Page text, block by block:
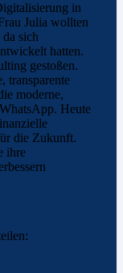
in
Julia wollten
sich
hatten.
gestoßen.
transparente
moderne,
Heute
die Zukunft.
ihre